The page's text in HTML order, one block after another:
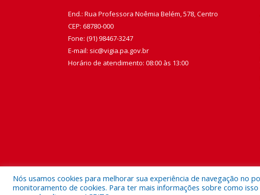
End.: Rua Professora Noêmia Belém, 578, Centro
CEP: 68780-000
Fone: (91) 98467-3247
E-mail: sic@vigia.pa.gov.br
Horário de atendimento: 08:00 às 13:00
Nós usamos cookies para melhorar sua experiência de navegação no
monitoramento de cookies. Para ter mais informações sobre como